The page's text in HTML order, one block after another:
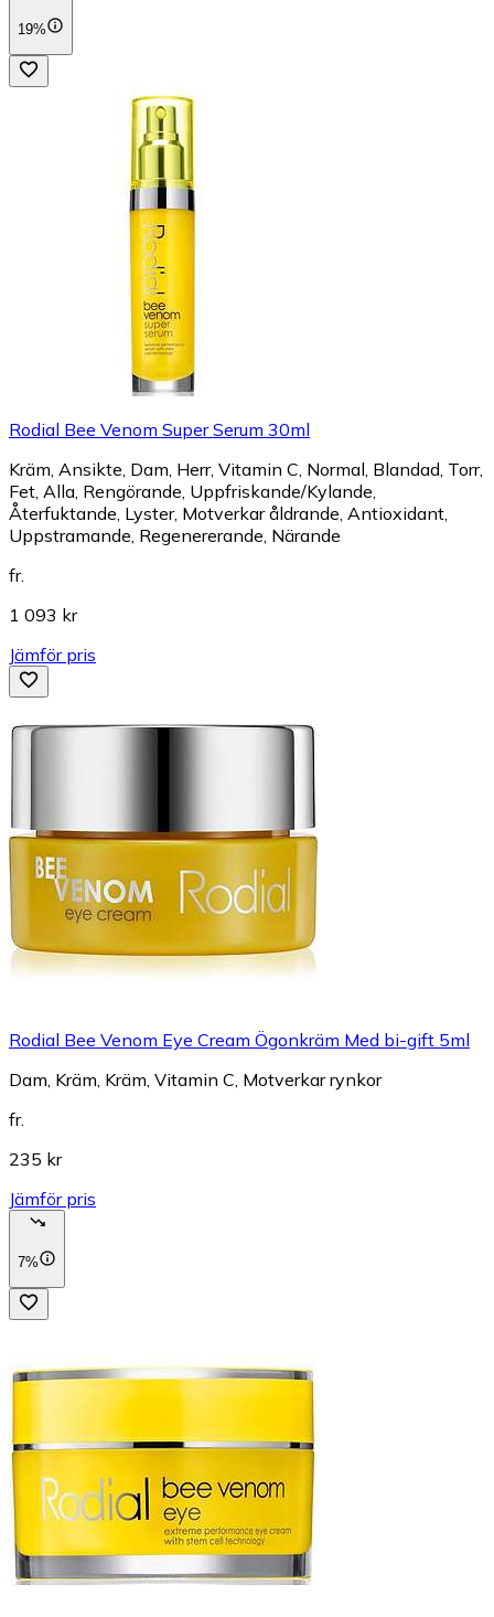
19%
Rodial Bee Venom Super Serum 30ml
Kräm, Ansikte, Dam, Herr, Vitamin C, Normal, Blandad, Torr,
Fet, Alla, Rengörande, Uppfriskande/Kylande,
Återfuktande, Lyster, Motverkar åldrande, Antioxidant,
Uppstramande, Regenererande, Närande
fr.
1 093 kr
Jämför pris
Rodial Bee Venom Eye Cream Ögonkräm Med bi-gift 5ml
Dam, Kräm, Kräm, Vitamin C, Motverkar rynkor
fr.
235 kr
Jämför pris
7%